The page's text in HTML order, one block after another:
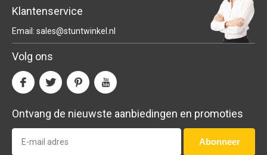
Klantenservice
Email: sales@stuntwinkel.nl
Volg ons
Ontvang de nieuwste aanbiedingen en promoties
Abonneer